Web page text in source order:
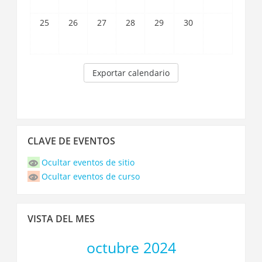
25 26 27 28 29 30
Exportar calendario
Clave
eventos
CLAVE DE EVENTOS
Ocultar eventos de sitio
Ocultar eventos de curso
VistaVISTA DEL MES
octubre 2024